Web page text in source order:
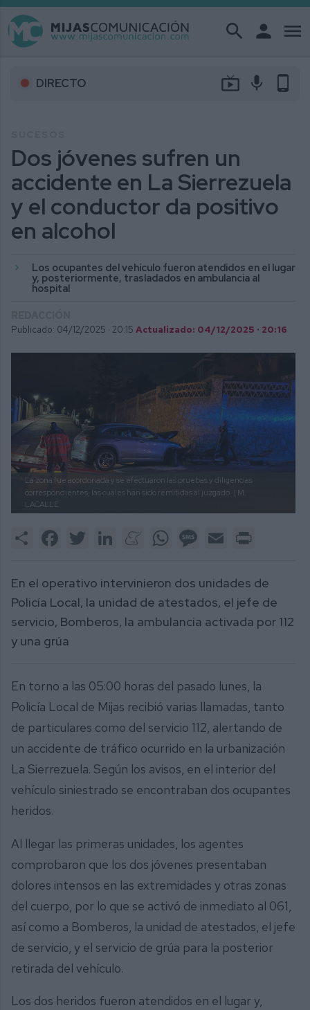
search person menu
DIRECTO live_tv mic phone_android
Dos jóvenes sufren un
accidente en La Sierrezuela
y el conductor da positivo
en alcohol
Los ocupantes del vehículo fueron atendidos en el lugar
y, posteriormente, trasladados en ambulancia al
hospital
Publicado: 04/12/2025 · 20:15 Actualizado: 04/12/2025 · 20:16
La zona fue acordonada y se efectuaron las pruebas y diligencias
correspondientes, las cuales han sido remitidas al juzgado. | M.
LACALLE
Share FacebookTwitter LinkedInMeneameWhatsAppMessage
Email
En el operativo intervinieron dos unidades de
Policía Local, la unidad de atestados, el jefe de
servicio, Bomberos, la ambulancia activada por 112
y una grúa
En torno a las 05:00 horas del pasado lunes, la
Policía Local de Mijas recibió varias llamadas, tanto
de particulares como del servicio 112, alertando de
un accidente de tráfico ocurrido en la urbanización
La Sierrezuela. Según los avisos, en el interior del
vehículo siniestrado se encontraban dos ocupantes
heridos.
Al llegar las primeras unidades, los agentes
comprobaron que los dos jóvenes presentaban
dolores intensos en las extremidades y otras zonas
del cuerpo, por lo que se activó de inmediato al 061,
así como a Bomberos, la unidad de atestados, el jefe
de servicio, y el servicio de grúa para la posterior
retirada del vehículo.
Los dos heridos fueron atendidos en el lugar y,